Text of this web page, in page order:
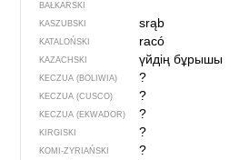
BAŁKARSKI
KASZUBSKI srąb
KATALOŃSKI racó
KAZACHSKI үйдің бұрышы
KECZUA (BOLIWIA) ?
KECZUA (CUSCO) ?
KECZUA (EKWADOR) ?
KIRGISKI ?
KOMI-ZYRIAŃSKI ?